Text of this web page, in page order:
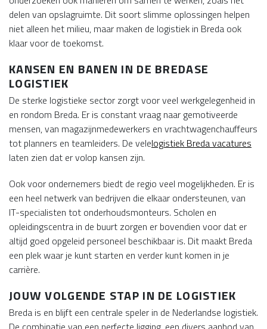
delen van opslagruimte. Dit soort slimme oplossingen helpen
niet alleen het milieu, maar maken de logistiek in Breda ook
klaar voor de toekomst.
KANSEN EN BANEN IN DE BREDASE
LOGISTIEK
De sterke logistieke sector zorgt voor veel werkgelegenheid in
en rondom Breda. Er is constant vraag naar gemotiveerde
mensen, van magazijnmedewerkers en vrachtwagenchauffeurs
tot planners en teamleiders. De velelogistiek Breda vacatures
laten zien dat er volop kansen zijn.
Ook voor ondernemers biedt de regio veel mogelijkheden. Er is
een heel netwerk van bedrijven die elkaar ondersteunen, van
IT-specialisten tot onderhoudsmonteurs. Scholen en
opleidingscentra in de buurt zorgen er bovendien voor dat er
altijd goed opgeleid personeel beschikbaar is. Dit maakt Breda
een plek waar je kunt starten en verder kunt komen in je
carrière.
JOUW VOLGENDE STAP IN DE LOGISTIEK
Breda is en blijft een centrale speler in de Nederlandse logistiek.